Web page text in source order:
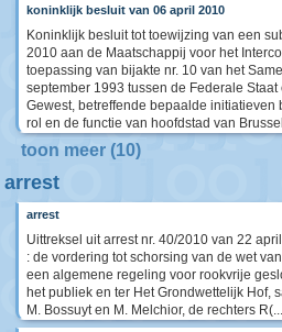
koninklijk besluit van 06 april 2010
Koninklijk besluit tot toewijzing van een
2010 aan de Maatschappij voor het
toepassing van bijakte nr. 10 van het
september 1993 tussen de Federale
Gewest, betreffende bepaalde initiatieven
rol en de functie van hoofdstad van
toon meer (10)
arrest
arrest
Uittreksel uit arrest nr. 40/2010 van 22
: de vordering tot schorsing van de wet
een algemene regeling voor rookvrije
het publiek en ter Het Grondwettelijk Hof,
M. Bossuyt en M. Melchior, de rechters